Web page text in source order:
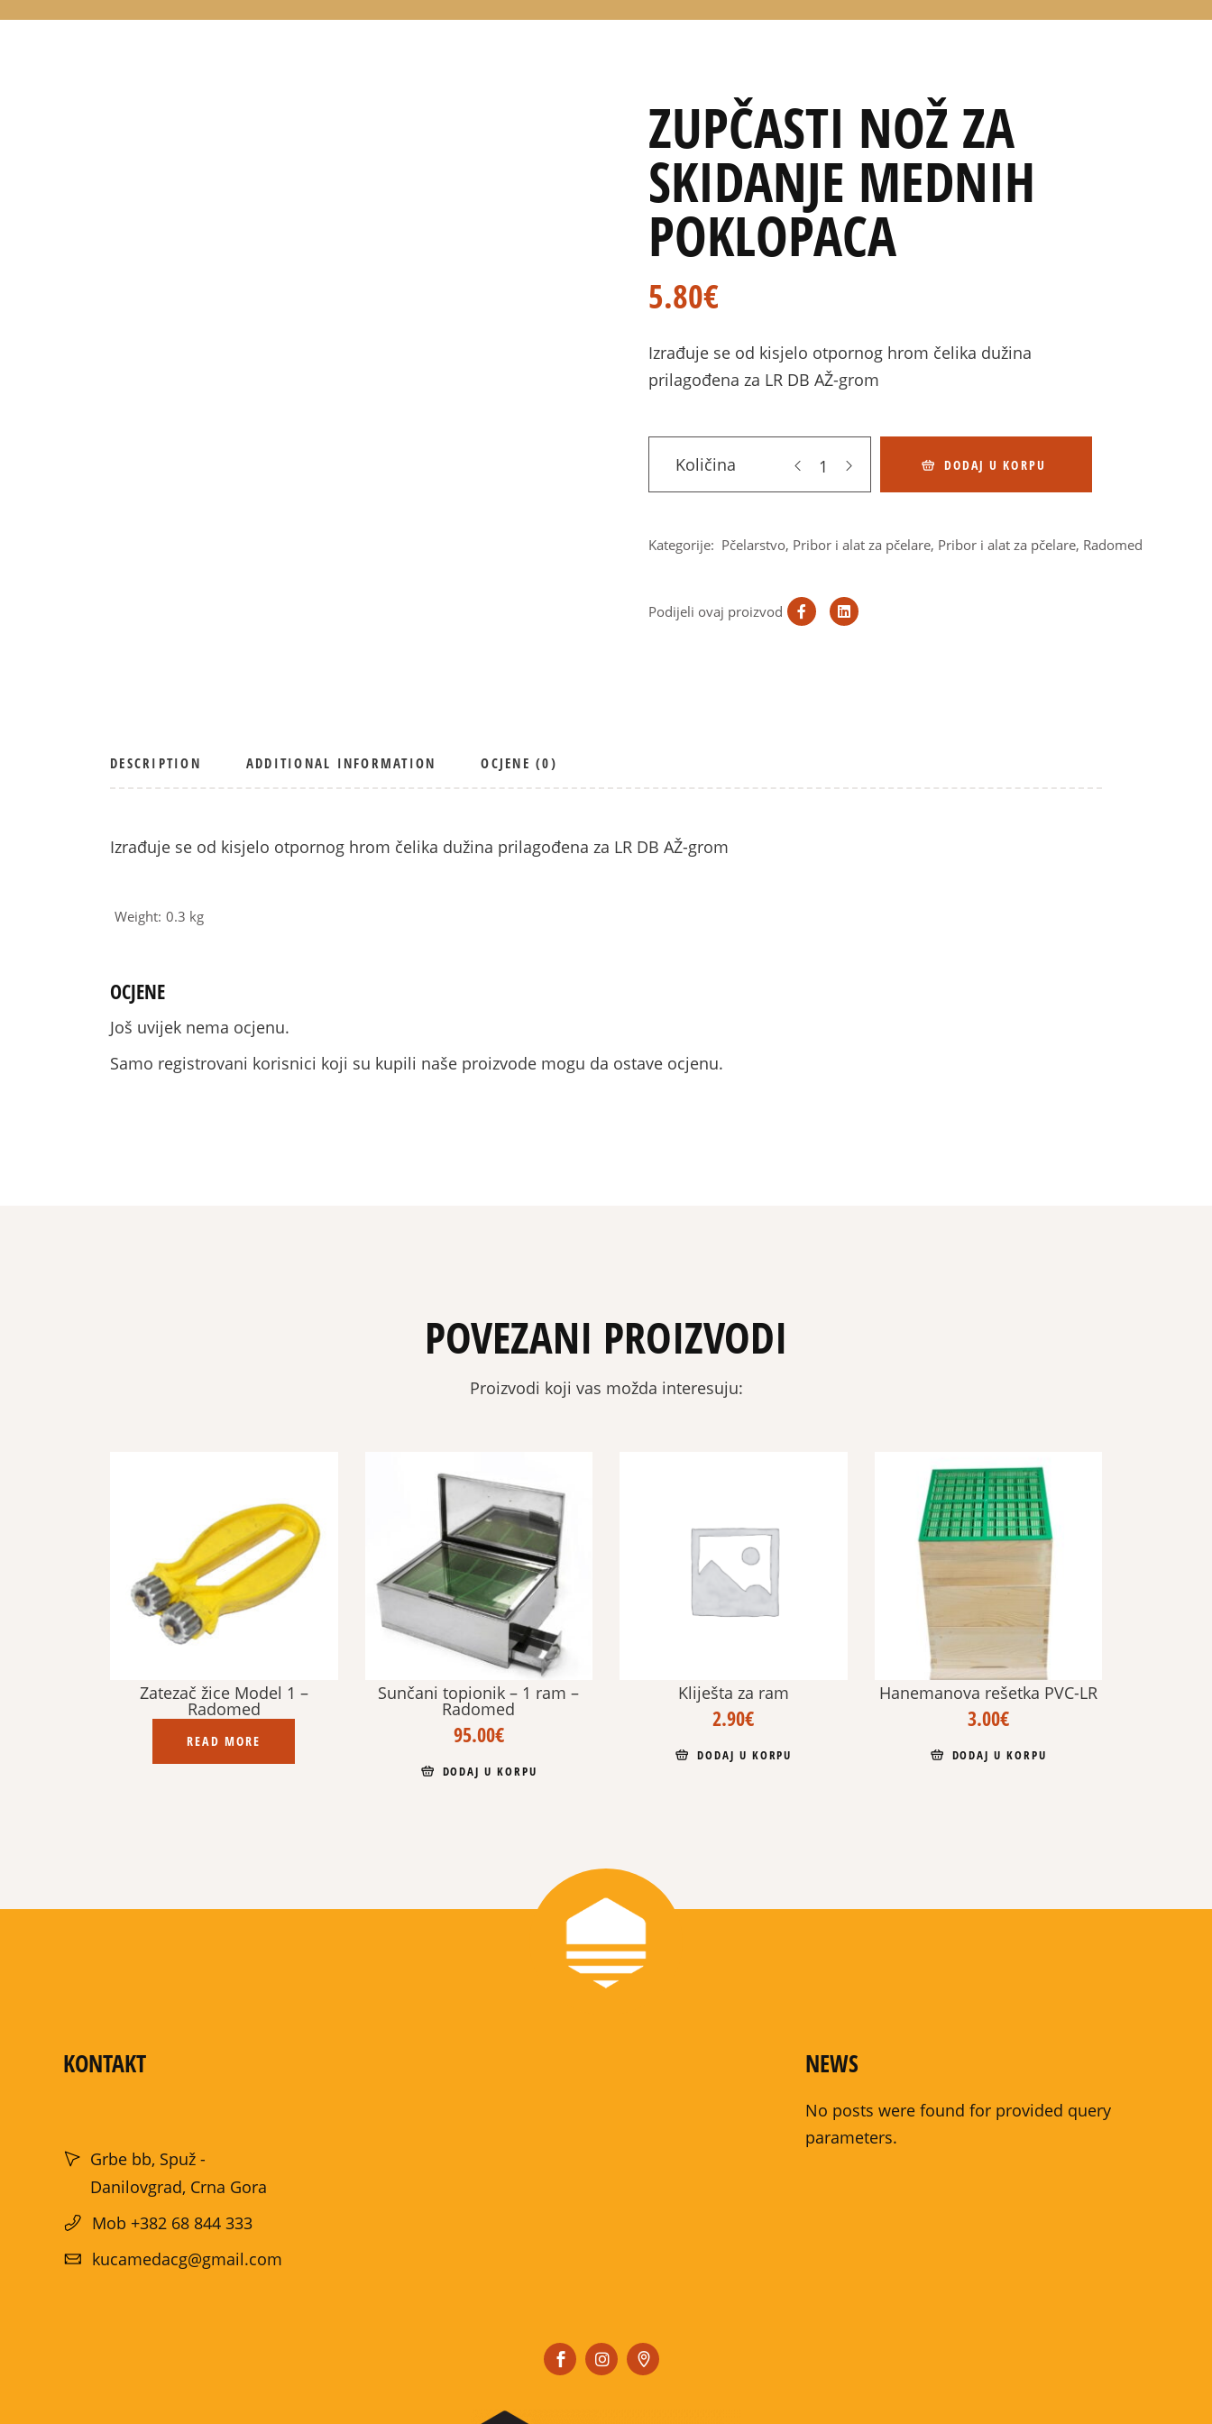
ZUPČASTI NOŽ ZA
SKIDANJE MEDNIH
POKLOPACA
5.80€
Izrađuje se od kisjelo otpornog hrom čelika dužina
prilagođena za LR DB AŽ-grom
Količina DODAJ U KORPU
Kategorije: Pčelarstvo, Pribor i alat za pčelare, Pribor i alat za pčelare, Radomed
Podijeli ovaj proizvod
DESCRIPTION ADDITIONAL INFORMATION OCJENE (0)
Izrađuje se od kisjelo otpornog hrom čelika dužina prilagođena za LR DB AŽ-grom
Weight 0.3 kg
OCJENE
Još uvijek nema ocjenu.
Samo registrovani korisnici koji su kupili naše proizvode mogu da ostave ocjenu.
POVEZANI PROIZVODI
Proizvodi koji vas možda interesuju:
Zatezač žice Model 1 –
Radomed
READ MORE
Sunčani topionik – 1 ram –
Radomed
95.00€
DODAJ U KORPU
Kliješta za ram
2.90€
DODAJ U KORPU
Hanemanova rešetka PVC-LR
3.00€
DODAJ U KORPU
KONTAKT
Grbe bb, Spuž -
Danilovgrad, Crna Gora
Mob +382 68 844 333
kucamedacg@gmail.com
NEWS
No posts were found for provided query
parameters.